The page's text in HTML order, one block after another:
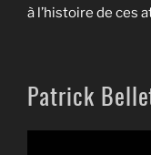
à l’histoire de ces
Patrick